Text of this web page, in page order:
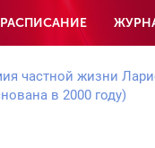
РАСПИСАНИЕ